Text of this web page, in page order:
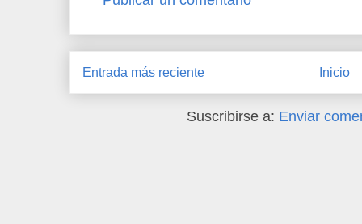
Entrada más reciente Inicio
Suscribirse a: Enviar